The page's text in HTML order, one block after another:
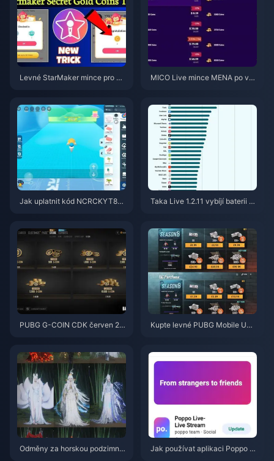
Levné StarMaker mince pro ko
MICO Live mince MENA po ver
Jak uplatnit kód NCRCKYT8EF
Taka Live 1.2.11 vybíjí baterii př
PUBG G-COIN CDK červen 20
Kupte levné PUBG Mobile UC
jlepší balíčky a bezpečné dobit
Odměny za horskou podzimní
Jak používat aplikaci Poppo Li